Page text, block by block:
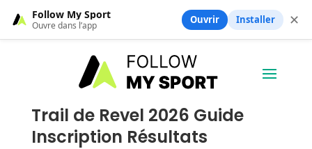
Trail de Revel 2026 Guide
Inscription Résultats
Follow My Sport
Ouvre dans l’app Ouvrir Installer ✕